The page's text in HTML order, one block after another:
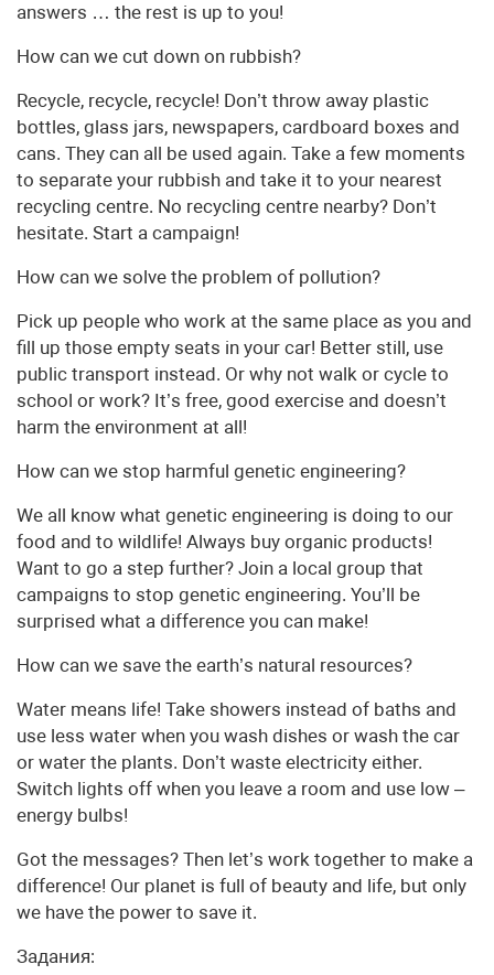
answers … the rest is up to you!
How can we cut down on rubbish?
Recycle, recycle, recycle! Don’t throw away plastic
bottles, glass jars, newspapers, cardboard boxes and
cans. They can all be used again. Take a few moments
to separate your rubbish and take it to your nearest
recycling centre. No recycling centre nearby? Don’t
hesitate. Start a campaign!
How can we solve the problem of pollution?
Pick up people who work at the same place as you and
fill up those empty seats in your car! Better still, use
public transport instead. Or why not walk or cycle to
school or work? It’s free, good exercise and doesn’t
harm the environment at all!
How can we stop harmful genetic engineering?
We all know what genetic engineering is doing to our
food and to wildlife! Always buy organic products!
Want to go a step further? Join a local group that
campaigns to stop genetic engineering. You’ll be
surprised what a difference you can make!
How can we save the earth’s natural resources?
Water means life! Take showers instead of baths and
use less water when you wash dishes or wash the car
or water the plants. Don’t waste electricity either.
Switch lights off when you leave a room and use low –
energy bulbs!
Got the messages? Then let’s work together to make a
difference! Our planet is full of beauty and life, but only
we have the power to save it.
Задания: